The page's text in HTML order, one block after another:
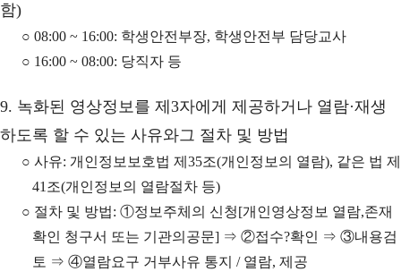
함)
○ 08:00 ~ 16:00: 학생안전부장, 학생안전부 담당교사
○ 16:00 ~ 08:00: 당직자 등
9. 녹화된 영상정보를 제3자에게 제공하거나 열람·재생
하도록 할 수 있는 사유와그 절차 및 방법
○ 사유: 개인정보보호법 제35조(개인정보의 열람), 같은 법 제
41조(개인정보의 열람절차 등)
○ 절차 및 방법: ①정보주체의 신청[개인영상정보 열람,존재
확인 청구서 또는 기관의공문] ⇒ ②접수?확인 ⇒ ③내용검
토 ⇒ ④열람요구 거부사유 통지 / 열람, 제공